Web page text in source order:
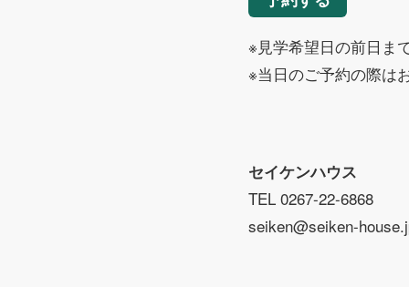
※見学希望日の前日ま
※当日のご予約の際は
セイケンハウス
TEL 0267-22-6868
seiken@seiken-